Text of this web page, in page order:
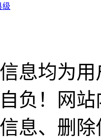
级
息均为
负！网
息、删